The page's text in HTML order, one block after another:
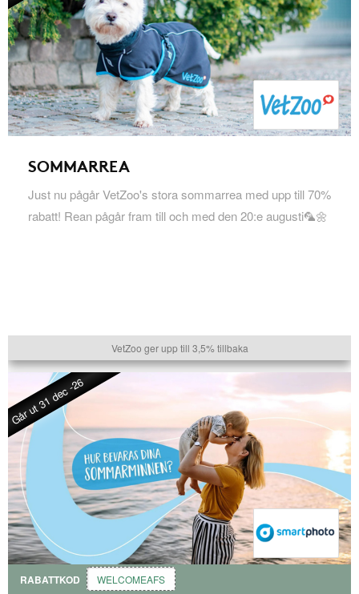
SOMMARREA
Just nu pågår VetZoo's stora sommarrea med upp till 70%
rabatt! Rean pågår fram till och med den 20:e augusti🦜🌼
VetZoo ger upp till 3,5% tillbaka
Går ut 31 dec -26
RABATTKOD WELCOMEAFS